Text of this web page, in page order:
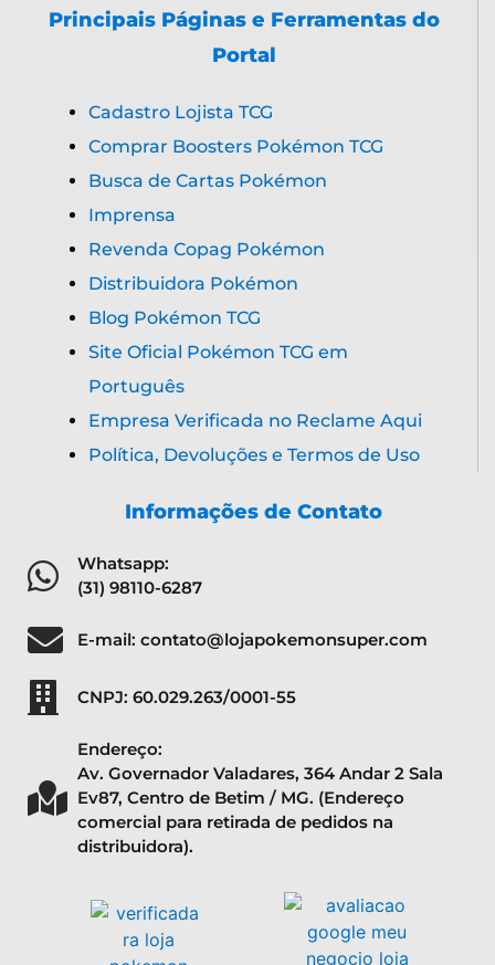
Principais Páginas e Ferramentas do
Portal
Cadastro Lojista TCG
Comprar Boosters Pokémon TCG
Busca de Cartas Pokémon
Imprensa
Revenda Copag Pokémon
Distribuidora Pokémon
Blog Pokémon TCG
Site Oficial Pokémon TCG em
Português
Empresa Verificada no Reclame Aqui
Política, Devoluções e Termos de Uso
Informações de Contato
Whatsapp:
(31) 98110-6287
E-mail: contato@lojapokemonsuper.com
CNPJ: 60.029.263/0001-55
Endereço:
Av. Governador Valadares, 364 Andar 2 Sala
Ev87, Centro de Betim / MG. (Endereço
comercial para retirada de pedidos na
distribuidora).